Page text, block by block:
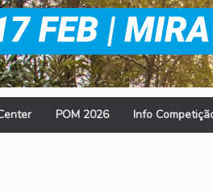
POM 2026 Info